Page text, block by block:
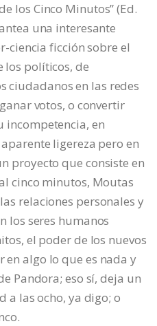
los Cinco Minutos” (Ed.
una interesante
ciencia ficción sobre el
los políticos, de
ciudadanos en las redes
votos, o convertir
incompetencia, en
ligereza pero en
proyecto que consiste en
cinco minutos, Moutas
relaciones personales y
los seres humanos
el poder de los nuevos
algo lo que es nada y
Pandora; eso sí, deja un
a las ocho, ya digo; o